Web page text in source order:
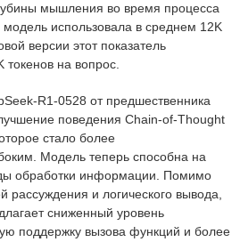
мышления во время процесса
использовала в среднем 12K
версии этот показатель
токенов на вопрос.
R1-0528 от предшественника
поведения Chain-of-Thought
стало более
Модель теперь способна на
обработки информации. Помимо
рассуждения и логического вывода,
сниженный уровень
поддержку вызова функций и более